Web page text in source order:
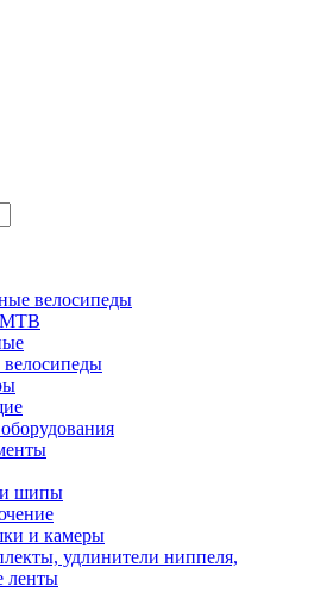
велосипеды
велосипеды
шипы
и камеры
удлинители ниппеля,
ленты